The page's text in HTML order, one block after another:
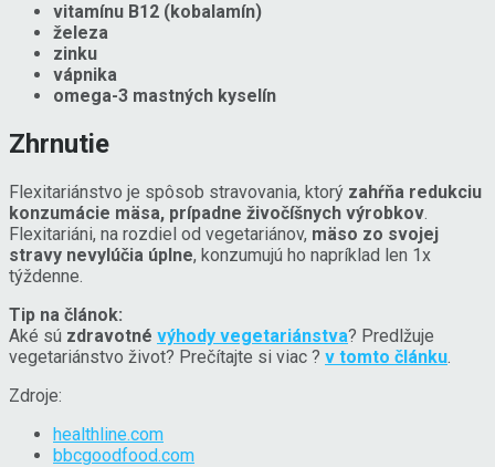
vitamínu B12 (kobalamín)
železa
zinku
vápnika
omega-3 mastných kyselín
Zhrnutie
Flexitariánstvo je spôsob stravovania, ktorý zahŕňa redukciu
konzumácie mäsa, prípadne živočíšnych výrobkov.
Flexitariáni, na rozdiel od vegetariánov, mäso zo svojej
stravy nevylúčia úplne, konzumujú ho napríklad len 1x
týždenne.
Tip na článok:
Aké sú zdravotné výhody vegetariánstva? Predlžuje
vegetariánstvo život? Prečítajte si viac ? v tomto článku.
Zdroje:
healthline.com
bbcgoodfood.com